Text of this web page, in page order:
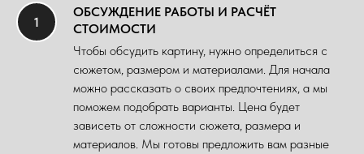
ОБСУЖДЕНИЕ РАБОТЫ И РАСЧЁТ
СТОИМОСТИ
Чтобы обсудить картину, нужно определиться с
сюжетом, размером и материалами. Для начала
можно рассказать о своих предпочтениях, а мы
поможем подобрать варианты. Цена будет
зависеть от сложности сюжета, размера и
материалов. Мы готовы предложить вам разные